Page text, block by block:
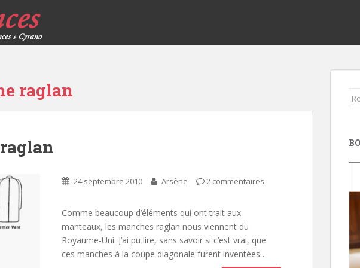
raglan
24 septembre 2010 Arsène 2 commentaires
Comme beaucoup d’éléments qui ont trait aux
manteaux, les manches raglan nous viennent du
Royaume-Uni. J’ai pu lire, sans savoir si c’est vrai, que
ces manches à la coupe diagonale furent inventées…